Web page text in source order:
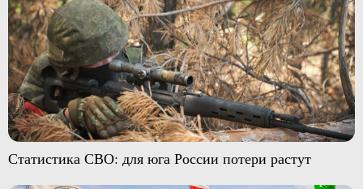
Статистика СВО: для юга России потери растут